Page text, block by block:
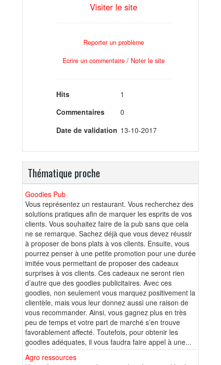
Visiter le site
Reporter un problème
Ecrire un commentaire / Noter le site
Hits
1
Commentaires
0
Date de validation 13-10-2017
Thématique proche
Goodies Pub
Vous représentez un restaurant. Vous recherchez des
solutions pratiques afin de marquer les esprits de vos
clients. Vous souhaitez faire de la pub sans que cela
ne se remarque. Sachez déjà que vous devez réussir
à proposer de bons plats à vos clients. Ensuite, vous
pourrez penser à une petite promotion pour une durée
imitée vous permettant de proposer des cadeaux
surprises à vos clients. Ces cadeaux ne seront rien
d’autre que des goodies publicitaires. Avec ces
goodies, non seulement vous marquez positivement la
clientèle, mais vous leur donnez aussi une raison de
vous recommander. Ainsi, vous gagnez plus en très
peu de temps et votre part de marché s’en trouve
favorablement affecté. Toutefois, pour obtenir les
goodies adéquates, il vous faudra faire appel à une...
Agro ressources